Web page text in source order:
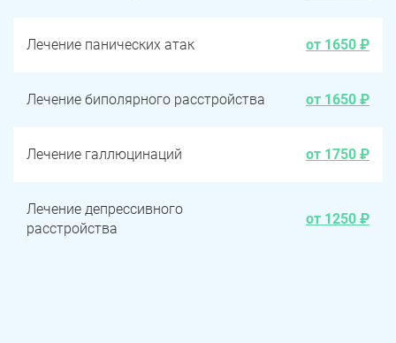
Лечение панических атак от 1650 ₽
Лечение биполярного расстройства от 1650 ₽
Лечение галлюцинаций от 1750 ₽
Лечение депрессивного
расстройства
от 1250 ₽